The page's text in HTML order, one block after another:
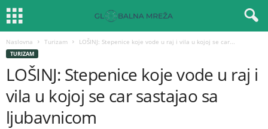
Naslovna Turizam LOŠINJ: Stepenice koje vode u raj i vila u kojoj se car...
TURIZAM
LOŠINJ: Stepenice koje vode u raj i
vila u kojoj se car sastajao sa
ljubavnicom